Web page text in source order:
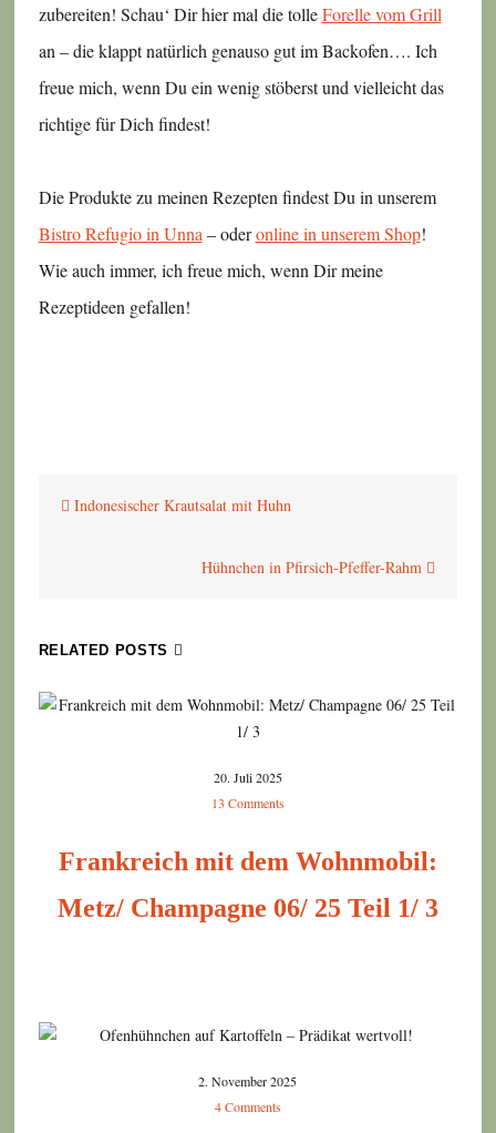
zubereiten! Schau‘ Dir hier mal die tolleForelle vom Grill
an – die klappt natürlich genauso gut im Backofen…. Ich
freue mich, wenn Du ein wenig stöberst und vielleicht das
richtige für Dich findest!
Die Produkte zu meinen Rezepten findest Du in unserem
Bistro Refugio in Unna – oderonline in unserem Shop!
Wie auch immer, ich freue mich, wenn Dir meine
Rezeptideen gefallen!
Indonesischer Krautsalat mit Huhn
Hühnchen in Pfirsich-Pfeffer-Rahm
RELATED POSTS
20. Juli 2025
13 Comments
Frankreich mit dem Wohnmobil:
Metz/ Champagne 06/ 25 Teil 1/ 3
2. November 2025
4 Comments